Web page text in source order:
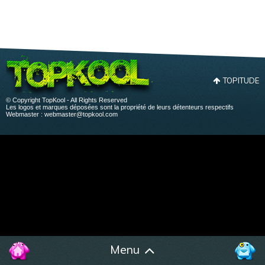
Menu
TOPITUDE
© Copyright TopKool - All Rights Reserved
Les logos et marques déposées sont la propriété de leurs détenteurs respectifs
Webmaster : webmaster@topkool.com